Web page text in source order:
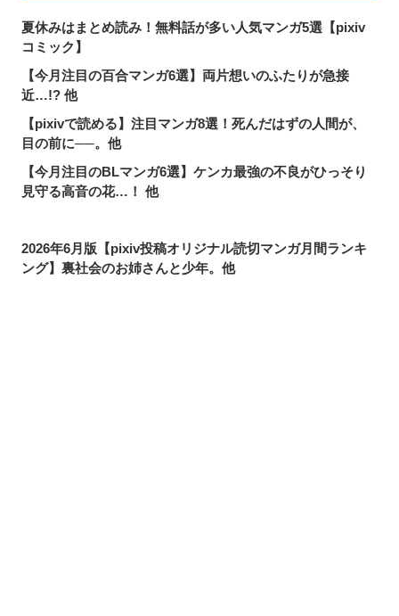
夏休みはまとめ読み！無料話が多い人気マンガ5選【pixiv
コミック】
【今月注目の百合マンガ6選】両片想いのふたりが急接
近…!? 他
【pixivで読める】注目マンガ8選！死んだはずの人間が、
目の前に──。他
【今月注目のBLマンガ6選】ケンカ最強の不良がひっそり
見守る高音の花…！ 他
2026年6月版【pixiv投稿オリジナル読切マンガ月間ランキ
ング】裏社会のお姉さんと少年。他